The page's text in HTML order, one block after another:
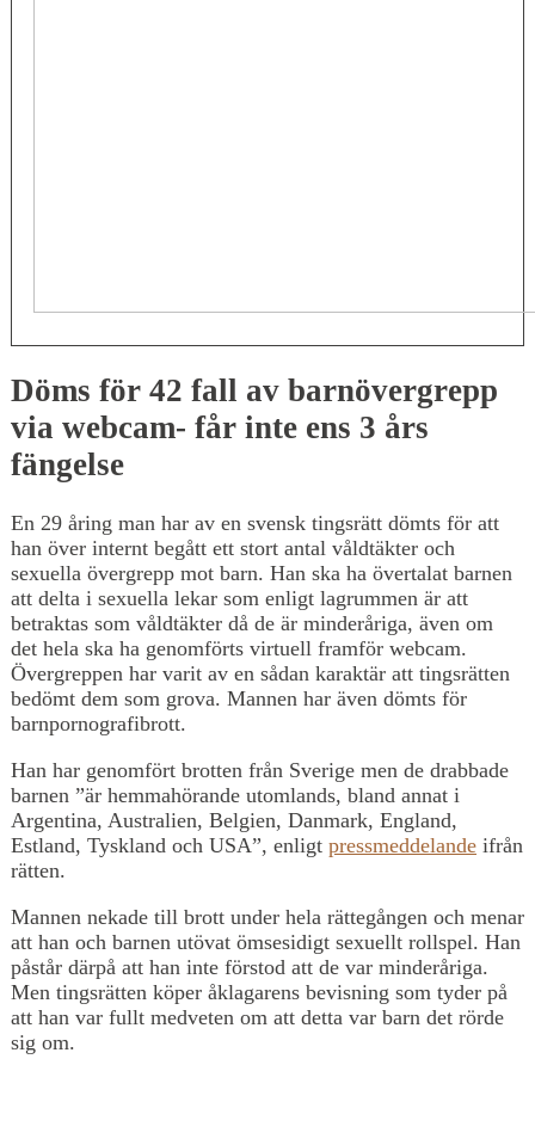
Döms för 42 fall av barnövergrepp
via webcam- får inte ens 3 års
fängelse
En 29 åring man har av en svensk tingsrätt dömts för att
han över internt begått ett stort antal våldtäkter och
sexuella övergrepp mot barn. Han ska ha övertalat barnen
att delta i sexuella lekar som enligt lagrummen är att
betraktas som våldtäkter då de är minderåriga, även om
det hela ska ha genomförts virtuell framför webcam.
Övergreppen har varit av en sådan karaktär att tingsrätten
bedömt dem som grova. Mannen har även dömts för
barnpornografibrott.
Han har genomfört brotten från Sverige men de drabbade
barnen ”är hemmahörande utomlands, bland annat i
Argentina, Australien, Belgien, Danmark, England,
Estland, Tyskland och USA”, enligt pressmeddelande ifrån
rätten.
Mannen nekade till brott under hela rättegången och menar
att han och barnen utövat ömsesidigt sexuellt rollspel. Han
påstår därpå att han inte förstod att de var minderåriga.
Men tingsrätten köper åklagarens bevisning som tyder på
att han var fullt medveten om att detta var barn det rörde
sig om.